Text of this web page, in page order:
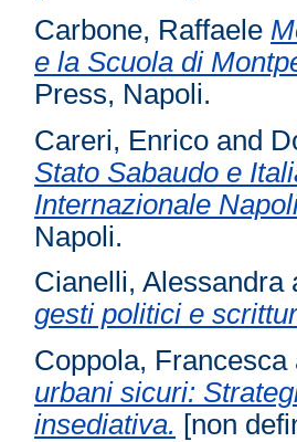
Carbone, Raffaele
e la Scuola di
Press, Napoli.
Careri, Enrico and
Stato Sabaudo e
Internazionale
Napoli.
Cianelli, Alessandra
gesti politici e
Coppola, Francesca
urbani sicuri:
insediativa. [non